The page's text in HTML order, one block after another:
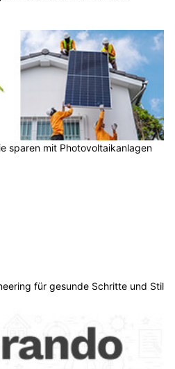
sparen mit Photovoltaikanlagen
für gesunde Schritte und Stil